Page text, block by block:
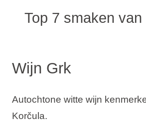
Top 7 smaken van
Wijn Grk
Autochtone witte wijn
Korčula.